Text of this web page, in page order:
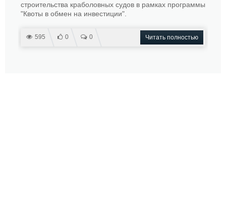
строительства краболовных судов в рамках программы
"Квоты в обмен на инвестиции".
595 0 0 Читать полностью